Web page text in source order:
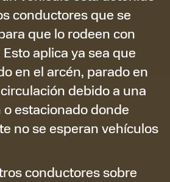
conductores que se
que lo rodeen con
aplica ya sea que
en el arcén, parado en
debido a una
estacionado donde
no se esperan vehículos
conductores sobre